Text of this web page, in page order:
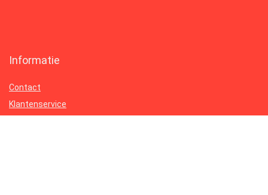
Informatie
Contact
Klantenservice